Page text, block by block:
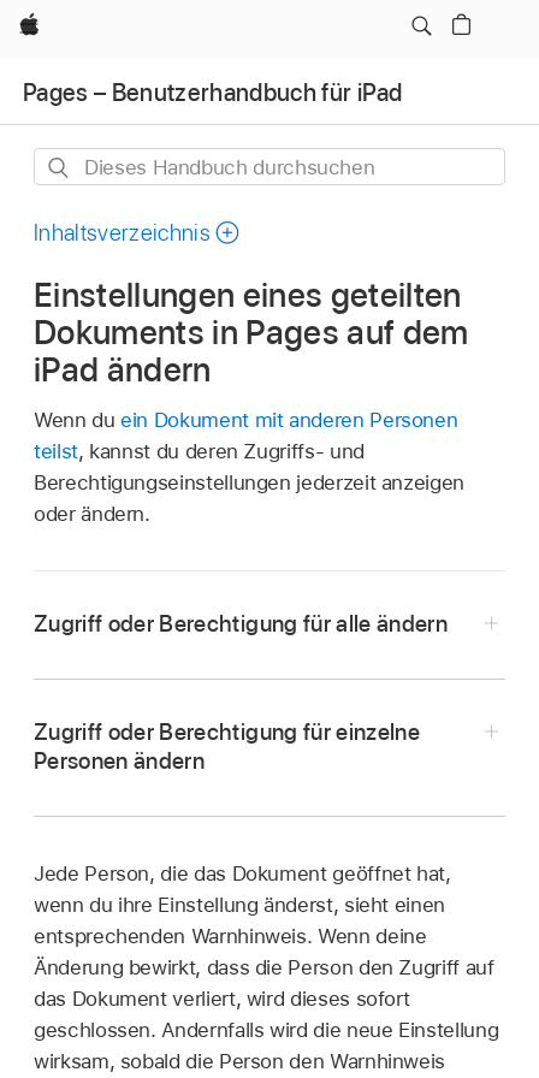
Apple
Pages – Benutzerhandbuch für iPad
Dieses
durchsuchen
Inhaltsverzeichnis
Einstellungen eines geteilten
Dokuments in Pages auf dem
iPad ändern
Wenn duein Dokument mit anderen Personen
teilst, kannst du deren Zugriffs- und
Berechtigungseinstellungen jederzeit anzeigen
oder ändern.
Zugriff oder Berechtigung für alle ändern
Öffne die App „Pages“
auf dem iPad.
Tippe in einem geteilten Dokument in der
Symbolleiste auf , auf „Geteiltes Dokument
verwalten“ und dann auf „Freigabeoptionen“.
Führe beliebige der folgenden Schritte aus:
Zugriff oder Berechtigung für einzelne
Personen ändern
Öffne die App „Pages“
auf dem iPad.
Tippe in einem geteilten Dokument in der
Symbolleisteauf
und danach auf „Geteiltes
Dokument verwalten“.
Jede Person, die das Dokument geöffnet hat,
wenn du ihre Einstellung änderst, sieht einen
entsprechenden Warnhinweis. Wenn deine
Änderung bewirkt, dass die Person den Zugriff auf
das Dokument verliert, wird dieses sofort
geschlossen. Andernfalls wird die neue Einstellung
wirksam, sobald die Person den Warnhinweis